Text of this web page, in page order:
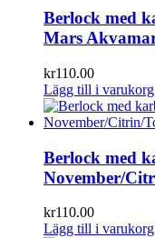
Berlock med
Mars
kr110.00
Lägg till i varukorg
Berlock med
November/
kr110.00
Lägg till i varukorg